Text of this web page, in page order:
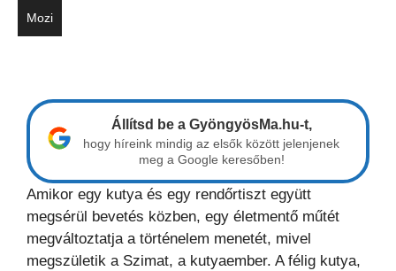
Mozi
Állítsd be a GyöngyösMa.hu-t,
hogy híreink mindig az elsők között jelenjenek
meg a Google keresőben!
Amikor egy kutya és egy rendőrtiszt együtt
megsérül bevetés közben, egy életmentő műtét
megváltoztatja a történelem menetét, mivel
megszületik a Szimat, a kutyaember. A félig kutya,